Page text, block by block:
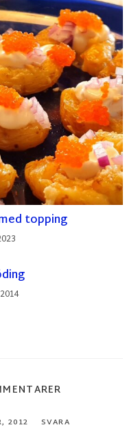
topping
2012 SVARA